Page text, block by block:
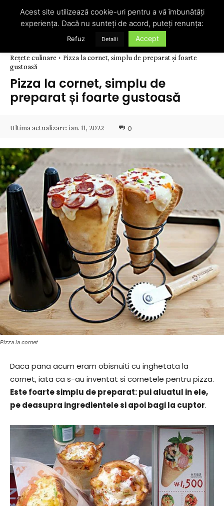
Rețete culinare
Pizza la cornet, simplu de preparat și foarte
gustoasă
Pizza la cornet, simplu de
preparat și foarte gustoasă
Ultima actualizare: ian. 11, 2022 0
Pizza la cornet
Daca pana acum eram obisnuiti cu inghetata la
cornet, iata ca s-au inventat si cornetele pentru pizza.
Este foarte simplu de preparat: pui aluatul in ele,
pe deasupra ingredientele si apoi bagi la cuptor.
Acest site utilizează cookie-uri pentru a vă îmbunătăți
experiența. Dacă nu sunteți de acord, puteți renunța:
Refuz Detalii Accept